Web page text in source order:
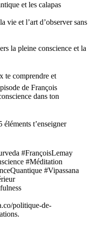
et les calapas
vie et l’art d’observer sans
la pleine conscience et la
te comprendre et
de François
dans ton
éléments t’enseigner
#FrançoisLemay
#Méditation
#Vipassana
politique-de-